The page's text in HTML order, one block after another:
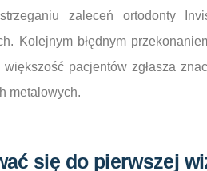
zaleceń ortodonty
Kolejnym błędnym
większość pacjentów zgłasza
metalowych.
się do pierwszej